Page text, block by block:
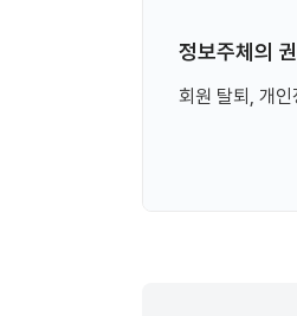
정보주체의
회원 탈퇴, 개